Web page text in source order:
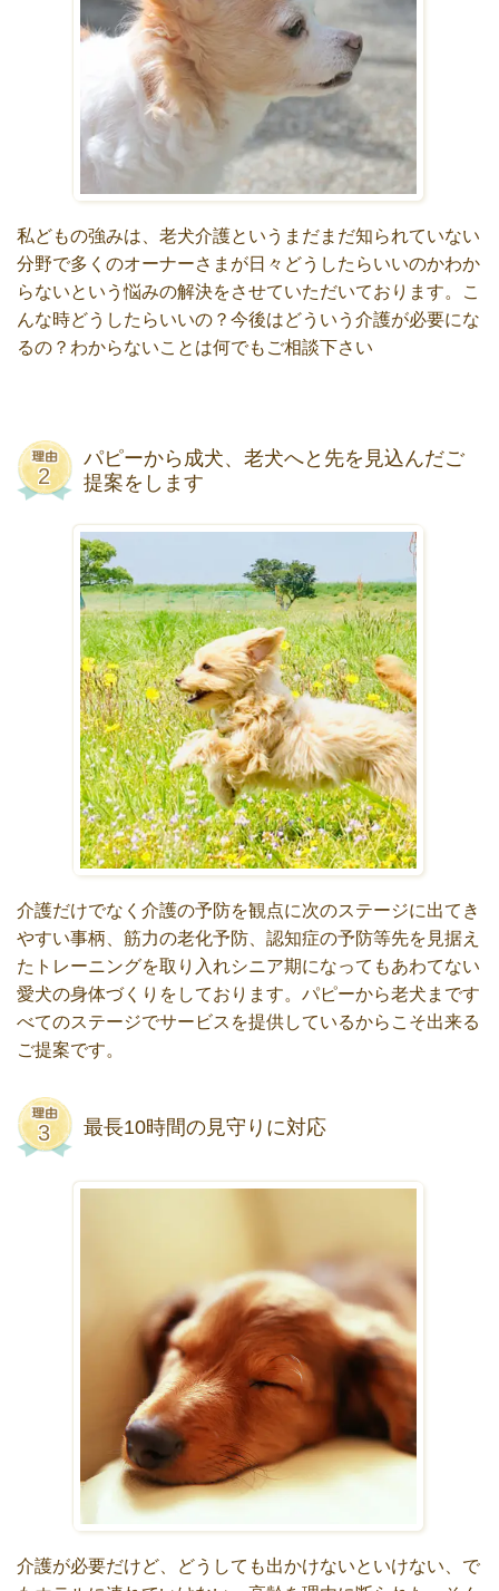
私どもの強みは、老犬介護というまだまだ知られていない
分野で多くのオーナーさまが日々どうしたらいいのかわか
らないという悩みの解決をさせていただいております。こ
んな時どうしたらいいの？今後はどういう介護が必要にな
るの？わからないことは何でもご相談下さい
パピーから成犬、老犬へと先を見込んだご
提案をします
介護だけでなく介護の予防を観点に次のステージに出てき
やすい事柄、筋力の老化予防、認知症の予防等先を見据え
たトレーニングを取り入れシニア期になってもあわてない
愛犬の身体づくりをしております。パピーから老犬まです
べてのステージでサービスを提供しているからこそ出来る
ご提案です。
最長10時間の見守りに対応
介護が必要だけど、どうしても出かけないといけない、で